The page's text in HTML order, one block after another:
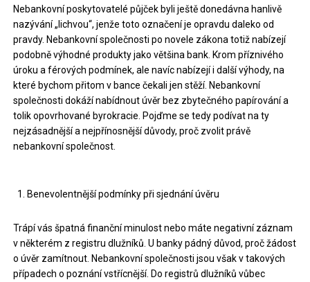
Nebankovní poskytovatelé půjček byli ještě donedávna hanlivě
nazývání „lichvou“, jenže toto označení je opravdu daleko od
pravdy. Nebankovní společnosti po novele zákona totiž nabízejí
podobně výhodné produkty jako většina bank. Krom příznivého
úroku a férových podmínek, ale navíc nabízejí i další výhody, na
které bychom přitom v bance čekali jen stěží. Nebankovní
společnosti dokáží nabídnout úvěr bez zbytečného papírování a
tolik opovrhované byrokracie. Pojďme se tedy podívat na ty
nejzásadnější a nejpřínosnější důvody, proč zvolit právě
nebankovní společnost.
Benevolentnější podmínky při sjednání úvěru
Trápí vás špatná finanční minulost nebo máte negativní záznam
v některém z registru dlužníků. U banky pádný důvod, proč žádost
o úvěr zamítnout. Nebankovní společnosti jsou však v takových
případech o poznání vstřícnější. Do registrů dlužníků vůbec